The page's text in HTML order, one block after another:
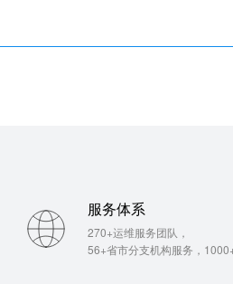
服务体系
270+运维服务团队，
56+省市分支机构服务，